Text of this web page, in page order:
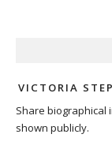
VICTORIA
Share biographical
shown publicly.